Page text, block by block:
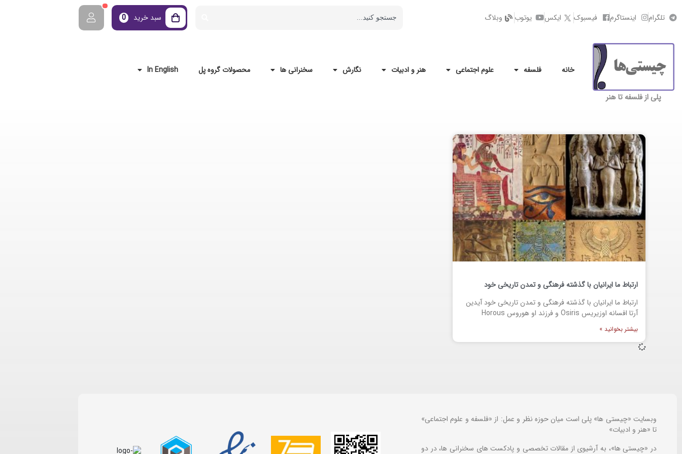
تلگرام اینستاگرم فیسبوک ایکس یوتوب وبلاگ سبد خرید 0
پلی از فلسفه تا هنر
خانه فلسفه علوم اجتماعی هنر و ادبیات نگارش سخنرانی ها محصولات گروه پل In English
ارتباط ما ایرانیان با گذشته فرهنگی و تمدن تاریخی خود
ارتباط ما ایرانیان با گذشته فرهنگی و تمدن تاریخی خود آیدین
آرتا افسانه اوزیریس Osiris و فرزند او هوروس Horous
بیشتر بخوانید »
وبسایت «چیستی ها» پلی است میان حوزه نظر و عمل: از «فلسفه و علوم اجتماعی»
تا «هنر و ادبیات»
در «چیستی ها»، به آرشیوی از مقالات تخصصی و پادکست های سخنرانی ها، در دو